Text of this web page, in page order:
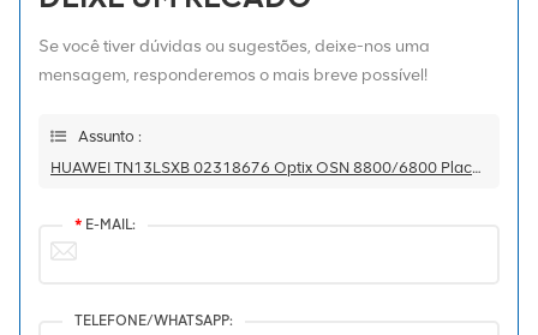
Se você tiver dúvidas ou sugestões, deixe-nos uma
mensagem, responderemos o mais breve possível!
Assunto :
HUAWEI TN13LSXB 02318676 Optix OSN 8800/6800 Placa De Conversão De Comprimento De Onda De 10 Gbit/s
* E-MAIL:
TELEFONE/WHATSAPP: